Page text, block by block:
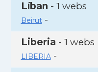
Líban - 1 webs
Beirut-
Liberia - 1 webs
LIBERIA-